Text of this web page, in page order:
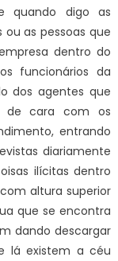
quando digo as
as pessoas que
dentro do
funcionários da
dos agentes que
de cara com os
entrando
diariamente
ilícitas dentro
altura superior
que se encontra
dando descargar
lá existem a céu